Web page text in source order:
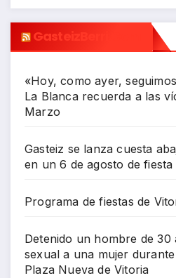
GasteizBerri.com
«Hoy, como ayer,
La Blanca recuerda a las
Marzo
Gasteiz se lanza cuesta
en un 6 de agosto de fiesta
Programa de fiestas de
Detenido un hombre de
sexual a una mujer
Plaza Nueva de Vitoria